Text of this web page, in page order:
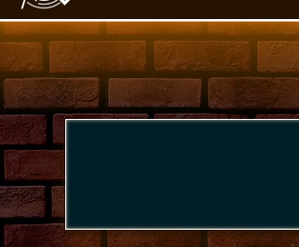
PLAY DATA TOP
称号
LICENSE